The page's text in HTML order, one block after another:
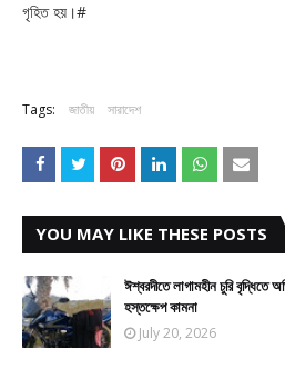
গৃহিত হয়।#
Tags: জাতীয় সারাদেশ
YOU MAY LIKE THESE POSTS
ঈশ্বরদীতে লাগামহীন চুরি
হস্তক্ষেপ কামনা
July 20, 2026